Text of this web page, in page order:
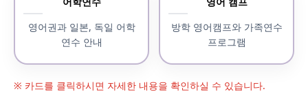
영어권과 일본, 독일 어학
연수 안내
방학 영어캠프와 가족연수
프로그램
※ 카드를 클릭하시면 자세한 내용을 확인하실 수 있습니다.